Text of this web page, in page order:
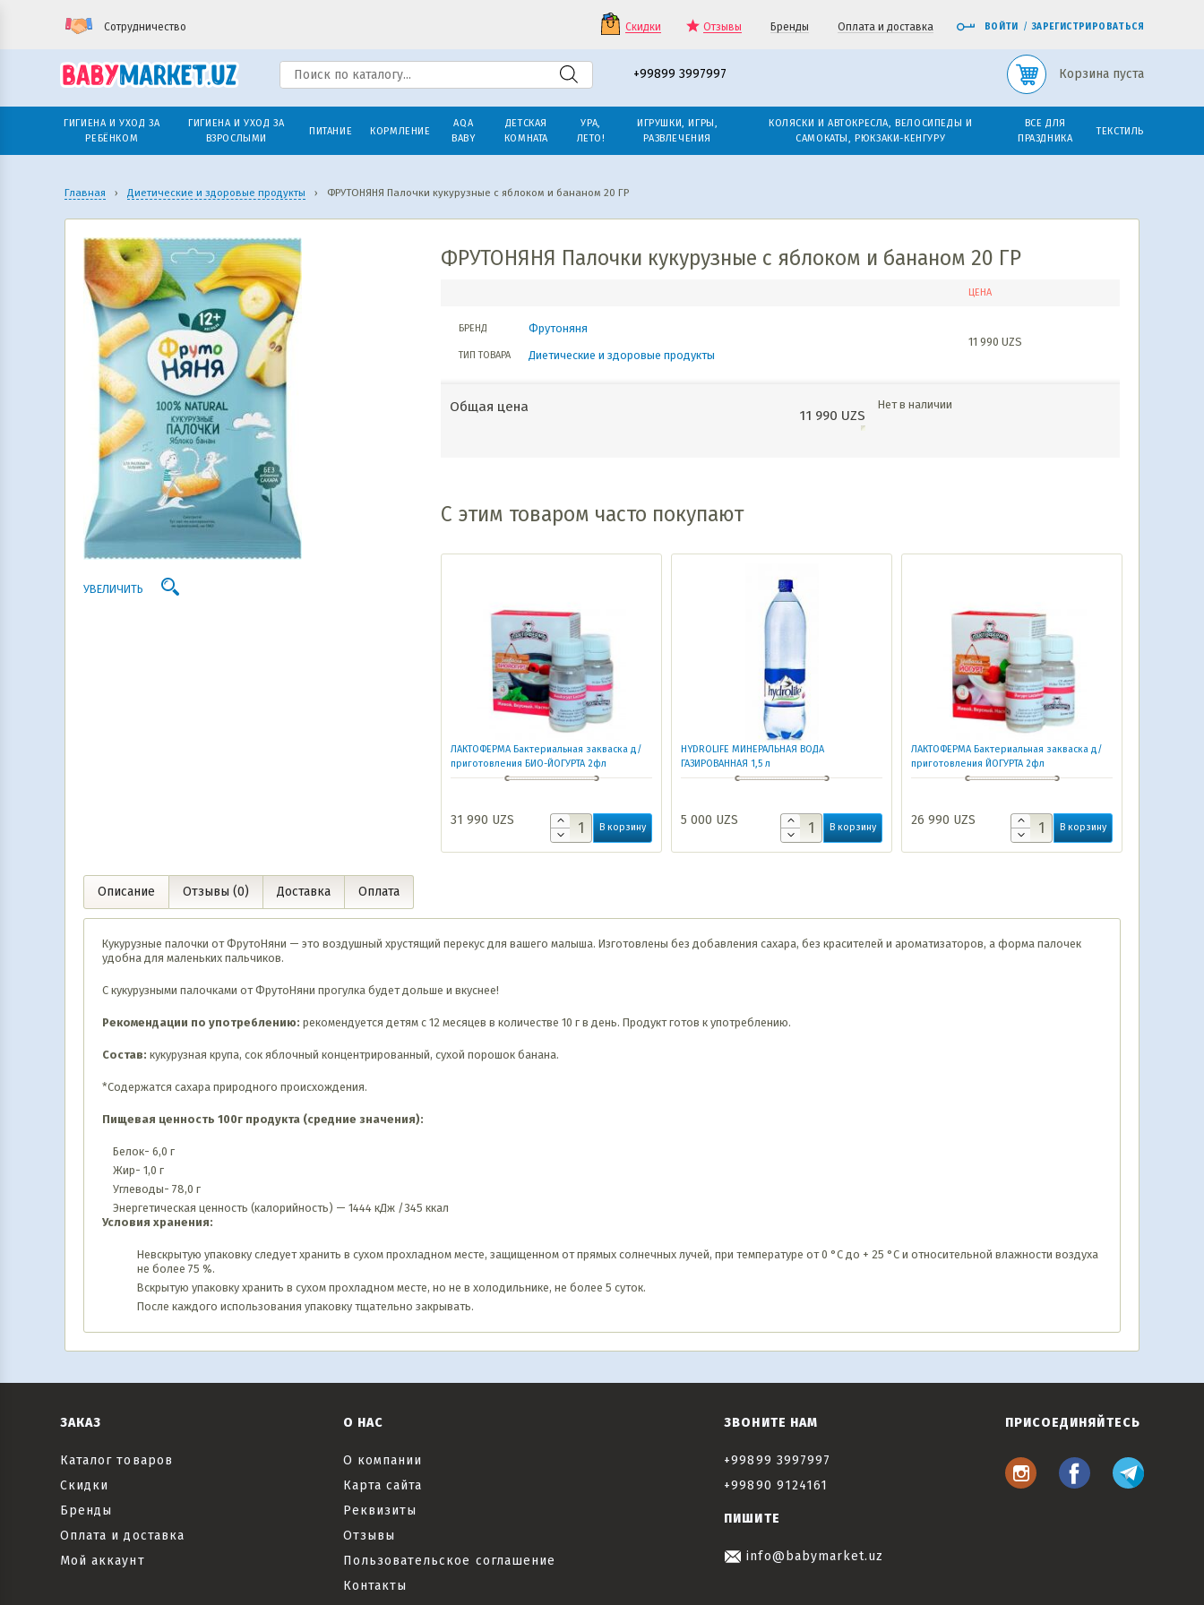
Сотрудничество Скидки Отзывы Бренды Оплата и доставка ВОЙТИ / ЗАРЕГИСТРИРОВАТЬСЯ
+99899 3997997 Корзина пуста
ГИГИЕНА И УХОД ЗА
РЕБЁНКОМ
ГИГИЕНА И УХОД ЗА
ВЗРОСЛЫМИ
ПИТАНИЕ КОРМЛЕНИЕ
AQA
BABY
ДЕТСКАЯ
КОМНАТА
УРА,
ЛЕТО!
ИГРУШКИ, ИГРЫ,
РАЗВЛЕЧЕНИЯ
КОЛЯСКИ И АВТОКРЕСЛА, ВЕЛОСИПЕДЫ И
САМОКАТЫ, РЮКЗАКИ-КЕНГУРУ
ВСЕ ДЛЯ
ПРАЗДНИКА
ТЕКСТИЛЬ
Главная › Диетические и здоровые продукты › ФРУТОНЯНЯ Палочки кукурузные с яблоком и бананом 20 ГР
УВЕЛИЧИТЬ
ФРУТОНЯНЯ Палочки кукурузные с яблоком и бананом 20 ГР
ЦЕНА
БРЕНД Фрутоняня
ТИП ТОВАРА Диетические и здоровые продукты
11 990UZS
Общая цена
11 990 UZS
Нет в наличии
С этим товаром часто покупают
ЛАКТОФЕРМА Бактериальная закваска д/
приготовления БИО-ЙОГУРТА 2фл
31 990 UZS В корзину
HYDROLIFE МИНЕРАЛЬНАЯ ВОДА
ГАЗИРОВАННАЯ 1,5 л
5 000 UZS В корзину
ЛАКТОФЕРМА Бактериальная закваска д/
приготовления ЙОГУРТА 2фл
26 990 UZS В корзину
Описание Отзывы (0) Доставка Оплата
Кукурузные палочки от ФрутоНяни — это воздушный хрустящий перекус для вашего малыша. Изготовлены без добавления сахара, без красителей и ароматизаторов, а форма палочек
удобна для маленьких пальчиков.
С кукурузными палочками от ФрутоНяни прогулка будет дольше и вкуснее!
Рекомендации по употреблению: рекомендуется детям с 12 месяцев в количестве 10 г в день. Продукт готов к употреблению.
Состав: кукурузная крупа, сок яблочный концентрированный, сухой порошок банана.
*Содержатся сахара природного происхождения.
Пищевая ценность 100г продукта (средние значения):
Белок- 6,0 г
Жир- 1,0 г
Углеводы- 78,0 г
Энергетическая ценность (калорийность) — 1444 кДж /345 ккал
Условия хранения:
Невскрытую упаковку следует хранить в сухом прохладном месте, защищенном от прямых солнечных лучей, при температуре от 0 °С до + 25 °С и относительной влажности воздуха
не более 75 %.
Вскрытую упаковку хранить в сухом прохладном месте, но не в холодильнике, не более 5 суток.
После каждого использования упаковку тщательно закрывать.
ЗАКАЗ
Каталог товаров
Скидки
Бренды
Оплата и доставка
Мой аккаунт
О НАС
О компании
Карта сайта
Реквизиты
Отзывы
Пользовательское соглашение
Контакты
ЗВОНИТЕ НАМ
+99899 3997997
+99890 9124161
ПИШИТЕ
info@babymarket.uz
ПРИСОЕДИНЯЙТЕСЬ